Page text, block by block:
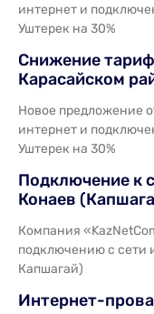
интернет и
Уштерек на 30%
Снижение
Карасайском
Новое предложение
интернет и
Уштерек на 30%
Подключение к
Конаев
Компания
подключению с сети
Капшагай)
Интернет-